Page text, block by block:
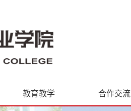
教育教学 合作交流